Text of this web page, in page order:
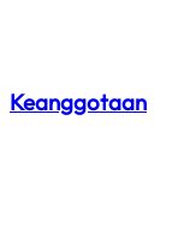
Keanggotaan